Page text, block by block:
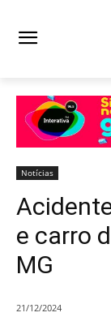
Notícias
e carro
MG
21/12/2024